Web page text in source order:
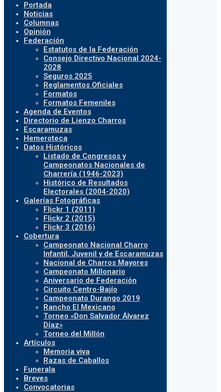
Portada
Noticias
Columnas
Opinión
Federación
Estatutos de la Federación
Consejo Directivo Nacional 2024-
2028
Seguros 2025
Reglamentos Oficiales
Formatos
Formatos Femeniles
Agenda de Eventos
Directorio de Lienzo Charros
Escaramuzas
Hemeroteca
Datos Históricos
Listado de Congresos y
Campeonatos Nacionales de
Charrería (1946-2023)
Histórico de Resultados
Electorales (2004-2020)
Galerías Fotográficas
Flickr 1 (2011)
Flickr 2 (2015)
Flickr 3 (2016)
Cobertura
Campeonato Nacional Charro
Infantil, Juvenil y de Escaramuzas
Nacional de Charros Mayores
Campeonato Millonario
Aniversario de Federación
Circuito Centro-Bajío
Campeonato Durango 2019
Rancho El Mexicano
Torneo «Don Salvador Álvarez
Díaz»
Torneo del Millón
Artículos
Memoria viva
Razas de Caballos
Funerala
Breves
Convocatorias